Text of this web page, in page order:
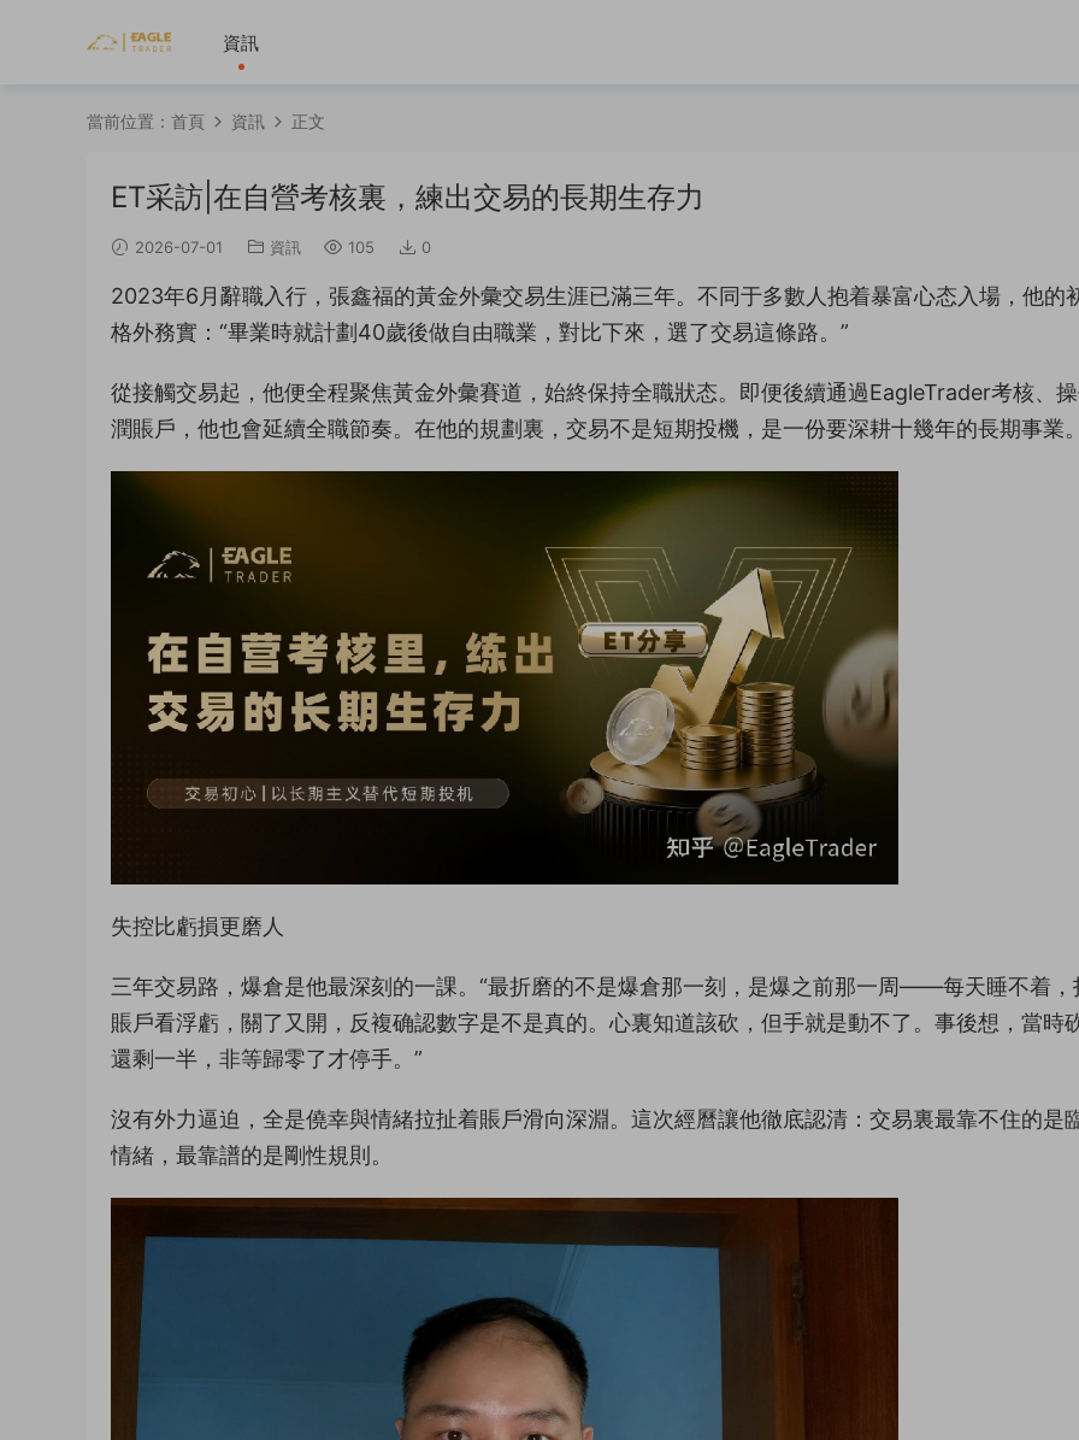
資訊
當前位置： 首頁 資訊 正文
ET采訪|在自營考核裏，練出交易的長期生存力
2026-07-01 資訊 105 0
2023年6月辭職入行，張鑫福的黃金外彙交易生涯已滿三年。不同于多數人抱着暴富心态入場，他的
格外務實：“畢業時就計劃40歲後做自由職業，對比下來，選了交易這條路。”
從接觸交易起，他便全程聚焦黃金外彙賽道，始終保持全職狀态。即便後續通過EagleTrader考核、
潤賬戶，他也會延續全職節奏。在他的規劃裏，交易不是短期投機，是一份要深耕十幾年的長期事業
失控比虧損更磨人
三年交易路，爆倉是他最深刻的一課。“最折磨的不是爆倉那一刻，是爆之前那一周——每天睡不着，
賬戶看浮虧，關了又開，反複确認數字是不是真的。心裏知道該砍，但手就是動不了。事後想，當時
還剩一半，非等歸零了才停手。”
沒有外力逼迫，全是僥幸與情緒拉扯着賬戶滑向深淵。這次經曆讓他徹底認清：交易裏最靠不住的是
情緒，最靠譜的是剛性規則。